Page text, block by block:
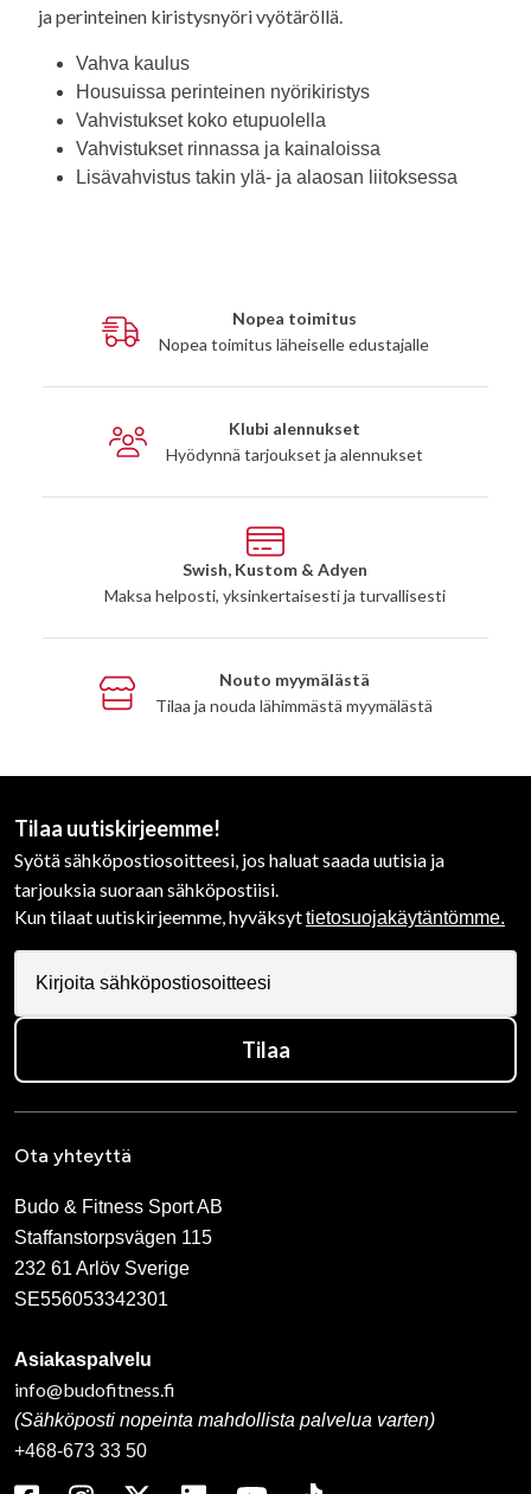
ja perinteinen kiristysnyöri vyötäröllä.
Vahva kaulus
Housuissa perinteinen nyörikiristys
Vahvistukset koko etupuolella
Vahvistukset rinnassa ja kainaloissa
Lisävahvistus takin ylä- ja alaosan liitoksessa
Nopea toimitus
Nopea toimitus läheiselle edustajalle
Klubi alennukset
Hyödynnä tarjoukset ja alennukset
Swish, Kustom & Adyen
Maksa helposti, yksinkertaisesti ja turvallisesti
Nouto myymälästä
Tilaa ja nouda lähimmästä myymälästä
Tilaa uutiskirjeemme!
Syötä sähköpostiosoitteesi, jos haluat saada uutisia ja
tarjouksia suoraan sähköpostiisi.
Kun tilaat uutiskirjeemme, hyväksyttietosuojakäytäntömme.
Tilaa
Ota yhteyttä
Budo & Fitness Sport AB
Staffanstorpsvägen 115
232 61 Arlöv Sverige
SE556053342301
Asiakaspalvelu
info@budofitness.fi
(Sähköposti nopeinta mahdollista palvelua varten)
+468-673 33 50